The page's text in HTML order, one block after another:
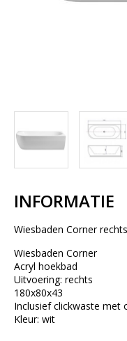
INFORMATIE
Wiesbaden Corner
Wiesbaden Corner
Acryl hoekbad
Uitvoering: rechts
180x80x43
Inclusief clickwaste met
Kleur: wit